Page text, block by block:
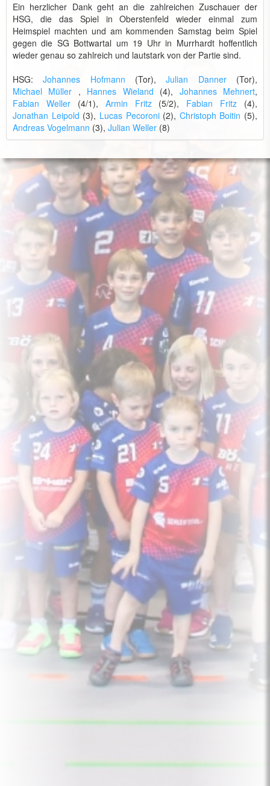
Ein herzlicher Dank geht an die zahlreichen Zuschauer der
HSG, die das Spiel in Oberstenfeld wieder einmal zum
Heimspiel machten und am kommenden Samstag beim Spiel
gegen die SG Bottwartal um 19 Uhr in Murrhardt hoffentlich
wieder genau so zahlreich und lautstark von der Partie sind.
HSG:Johannes Hofmann (Tor),Julian Danner(Tor),
Michael Müller , Hannes Wieland (4), Johannes Mehnert,
Fabian Weller(4/1), Armin Fritz(5/2), Fabian Fritz (4),
Jonathan Leipold (3), Lucas Pecoroni(2), Christoph Boitin (5),
Andreas Vogelmann (3), Julian Weller (8)